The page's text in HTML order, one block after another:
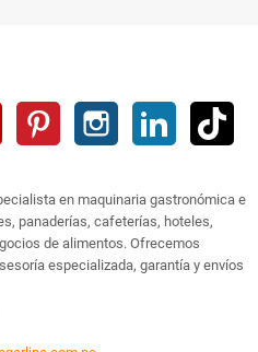
YouTube Pinterest Instagram LinkedIn
en maquinaria gastronómica e
panaderías, cafeterías, hoteles,
de alimentos. Ofrecemos
especializada, garantía y envíos